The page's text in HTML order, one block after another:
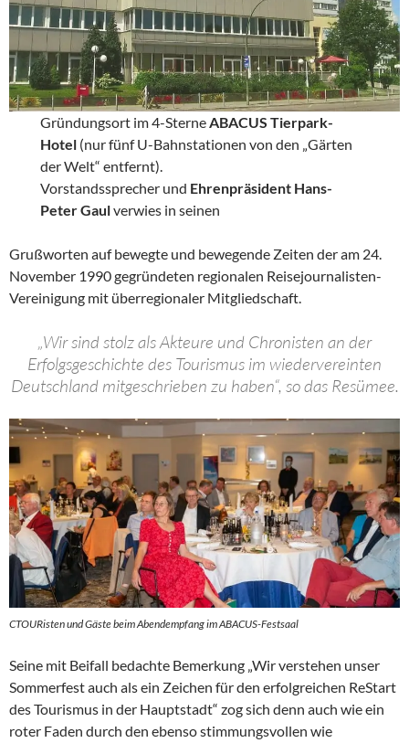
Gründungsort im 4-SterneABACUS Tierpark-
Hotel (nur fünf U-Bahnstationen von den „Gärten
der Welt“ entfernt).
Vorstandssprecher und Ehrenpräsident Hans-
Peter Gaulverwies in seinen
Grußworten auf bewegte und bewegende Zeiten der am 24.
November 1990 gegründeten regionalen Reisejournalisten-
Vereinigung mit überregionaler Mitgliedschaft.
„Wir sind stolz als Akteure und Chronisten an der
Erfolgsgeschichte des Tourismus im wiedervereinten
Deutschland mitgeschrieben zu haben“, so das Resümee.
CTOURisten und Gäste beim Abendempfang im ABACUS-Festsaal
Seine mit Beifall bedachte Bemerkung „Wir verstehen unser
Sommerfest auch als ein Zeichen für den erfolgreichen ReStart
des Tourismus in der Hauptstadt“ zog sich denn auch wie ein
roter Faden durch den ebenso stimmungsvollen wie